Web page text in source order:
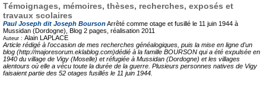
Témoignages, mémoires, thèses, recherches, exposés et
travaux scolaires
Paul Joseph dit Joseph BoursonArrêté comme otage et fusillé le 11 juin 1944 à
Mussidan (Dordogne), Blog 2 pages, réalisation 2011
Auteur : Alain LAPLACE
Article rédigé à l'occasion de mes recherches généalogiques, puis la mise en ligne d'un
blog (http://majoresorum.eklablog.com)dédié à la famille BOURSON qui a été expulsée en
1940 du village de Vigy (Moselle) et réfugiée à Mussidan (Dordogne) et les villages
alentours où elle a vécu toute la durée de la guerre. Plusieurs personnes natives de Vigy
faisaient partie des 52 otages fusillés le 11 juin 1944.